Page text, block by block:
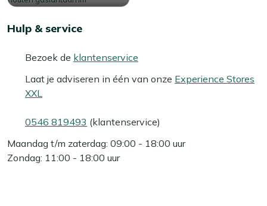
Hulp & service
Bezoek de klantenservice
Laat je adviseren in één van onze Experience Stores
XXL
0546 819493 (klantenservice)
Maandag t/m zaterdag: 09:00 - 18:00 uur
Zondag: 11:00 - 18:00 uur